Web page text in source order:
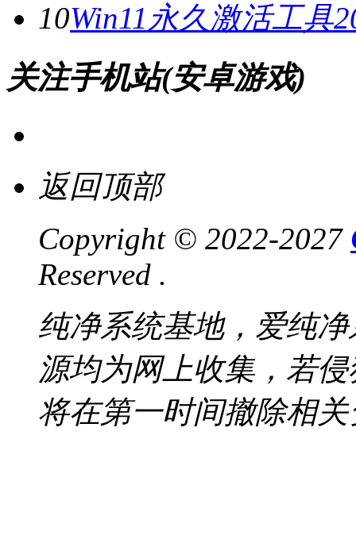
10Win11永久激活工具
关注手机站(安卓游戏)
返回顶部
Copyright © 2022-2027
Reserved .
纯净系统基地，爱纯
源均为网上收集，若
将在第一时间撤除相